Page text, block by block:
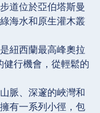
道位於亞伯塔斯曼
海水和原生灌木叢
紐西蘭最高峰奧拉
行機會，從輕鬆的
脈、深邃的峽灣和
有一系列小徑，包